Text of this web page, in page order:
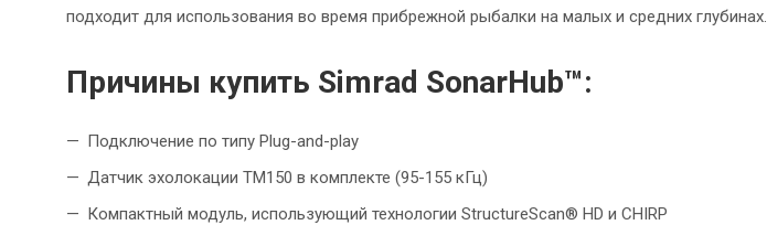
подходит для использования во время прибрежной рыбалки на малых и средних глубинах.
Причины купить Simrad SonarHub™:
Подключение по типу Plug-and-play
Датчик эхолокации TM150 в комплекте (95-155 кГц)
Компактный модуль, использующий технологии StructureScan® HD и CHIRP